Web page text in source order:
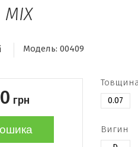
MIX
Модель: 00409
грн 0.07
Вигин